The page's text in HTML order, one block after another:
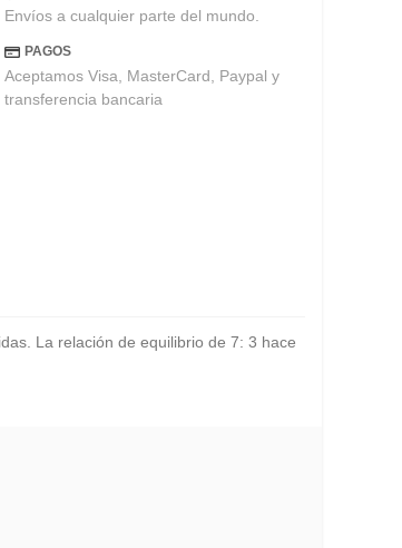
Envíos a cualquier parte del mundo.
PAGOS
Aceptamos Visa, MasterCard, Paypal y
transferencia bancaria
La relación de equilibrio de 7: 3 hace